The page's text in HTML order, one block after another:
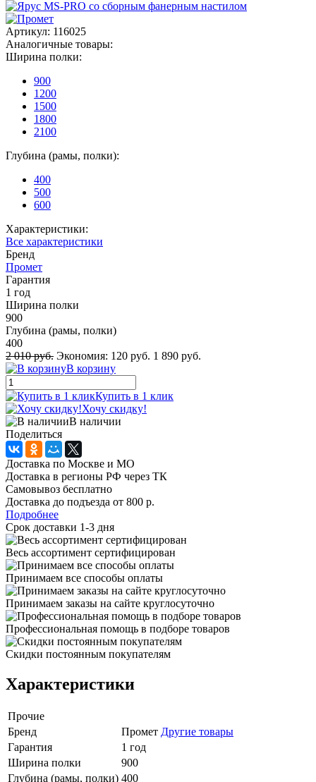
Артикул: 116025
Аналогичные товары:
Ширина полки:
900
1200
1500
1800
2100
Глубина (рамы, полки):
400
500
600
Характеристики:
Все характеристики
Бренд
Промет
Гарантия
1 год
Ширина полки
900
Глубина (рамы, полки)
400
2 010 руб. Экономия: 120 руб. 1 890 руб.
В корзину
Купить в 1 клик
Хочу скидку!
В наличии
Поделиться
Доставка по Москве и МО
Доставка в регионы РФ через ТК
Самовывоз бесплатно
Доставка до подъезда от 800 р.
Подробнее
Срок доставки 1-3 дня
Весь ассортимент сертифицирован
Принимаем все способы оплаты
Принимаем заказы на сайте круглосуточно
Профессиональная помощь в подборе товаров
Скидки постоянным покупателям
Характеристики
Прочие
Бренд
Промет Другие товары
Гарантия
1 год
Ширина полки
900
Глубина (рамы, полки) 400